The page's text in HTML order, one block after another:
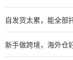
自发货太累，能全部
新手做跨境，海外仓